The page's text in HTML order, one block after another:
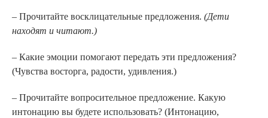
– Прочитайте восклицательные предложения. (Дети
находят и читают.)
– Какие эмоции помогают передать эти предложения?
(Чувства восторга, радости, удивления.)
– Прочитайте вопросительное предложение. Какую
интонацию вы будете использовать? (Интонацию,